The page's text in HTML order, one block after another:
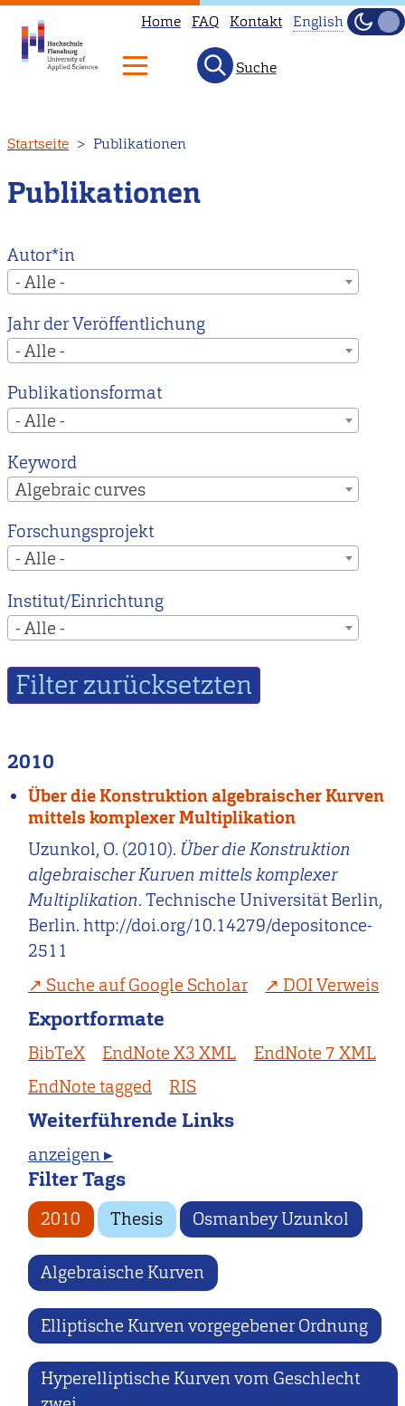
zum
Inhalt
Home FAQ Kontakt
to
our
main
instead.
English
Hell
Suche
Startseite Publikationen
Publikationen
Autor*in
- Alle -
Jahr der Veröffentlichung
- Alle -
Publikationsformat
- Alle -
Keyword
Algebraic curves
Forschungsprojekt
- Alle -
Institut/Einrichtung
- Alle -
2010
Über die Konstruktion algebraischer Kurven
mittels komplexer Multiplikation
Uzunkol, O. (2010). Über die Konstruktion
algebraischer Kurven mittels komplexer
Multiplikation. Technische Universität Berlin,
Berlin. http://doi.org/10.14279/depositonce-
2511
Suche auf Google Scholar
DOI Verweis
Exportformate
BibTeX EndNote X3 XML
EndNote 7 XML
EndNote tagged
RIS
Weiterführende Links
anzeigen ▸
Filter Tags
2010 Thesis Osmanbey Uzunkol
Algebraische Kurven
Elliptische Kurven vorgegebener Ordnung
Hyperelliptische Kurven vom Geschlecht